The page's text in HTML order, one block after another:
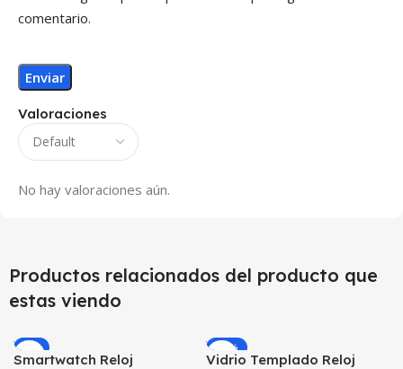
Valoraciones
No hay valoraciones aún.
comentario.
Productos relacionados del producto que
estas viendo
-9%
Smartwatch Reloj
-49%
Vidrio Templado Reloj